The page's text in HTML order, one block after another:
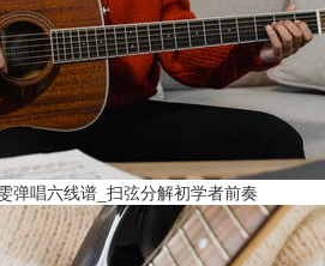
弹唱六线谱_扫弦分解初学者前奏